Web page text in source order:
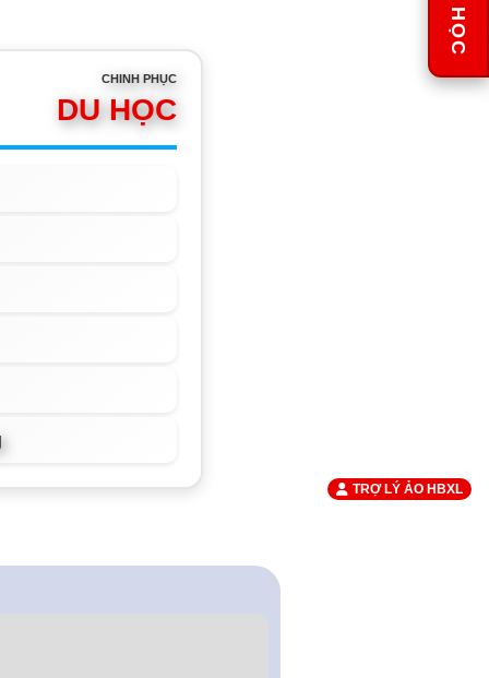
CHINH PHỤC
DU HỌC
TRỢ LÝ ẢO HBXL